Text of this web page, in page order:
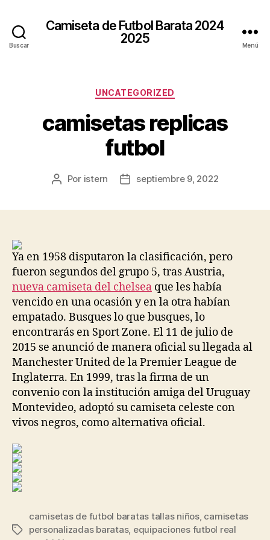
Buscar
Camiseta de Futbol Barata 2024
2025
Menú
Categorías
UNCATEGORIZED
camisetas replicas
futbol
Autor
Por istern
Fechaseptiembre 9, 2022
Ya en 1958 disputaron la clasificación, pero
fueron segundos del grupo 5, tras Austria,
nueva camiseta del chelsea que les había
vencido en una ocasión y en la otra habían
empatado. Busques lo que busques, lo
encontrarás en Sport Zone. El 11 de julio de
2015 se anunció de manera oficial su llegada al
Manchester United de la Premier League de
Inglaterra. En 1999, tras la firma de un
convenio con la institución amiga del Uruguay
Montevideo, adoptó su camiseta celeste con
vivos negros, como alternativa oficial.
Etiquetas
camisetas de futbol baratas tallas niños, camisetas
personalizadas baratas, equipaciones futbol real